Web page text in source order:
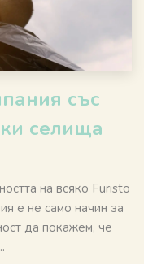
със
селища
на всяко Furisto
е не само начин за
да покажем, че